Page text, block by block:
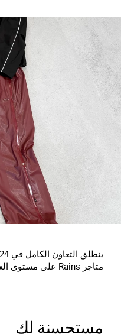
متاجر Rains على مستوى العالم ، وفي تجار التجزئة المختارين.
مستحسنة لك